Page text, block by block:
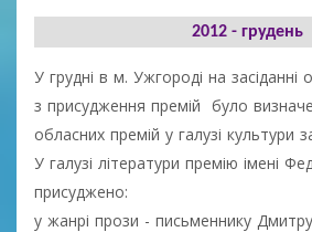
2012 - грудень
У грудні в м. Ужгороді на засіданні
з присудження премій було
обласних премій у галузі культури
У галузі літератури премію імені
присуджено:
у жанрі прози - письменнику